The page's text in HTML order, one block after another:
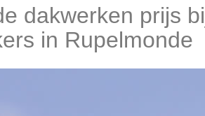
dakwerken prijs
in Rupelmonde